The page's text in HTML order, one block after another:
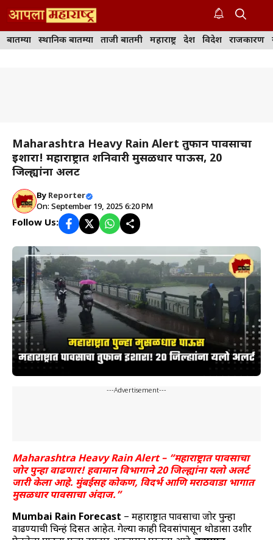
content
बातम्या स्थानिक बातम्या ताजी बातमी महाराष्ट्र देश विदेश राजकारण
Maharashtra Heavy Rain Alert तुफान पावसाचा
इशारा! महाराष्ट्रात शनिवारी मुसळधार पाऊस, 20
जिल्ह्यांना अलर्ट
By Reporter
On: September 19, 2025 6:20 PM
Follow Us:
---Advertisement---
Maharashtra Heavy Rain Alert – “महाराष्ट्रात पावसाचा
जोर पुन्हा वाढणार! हवामान विभागाने 20 जिल्ह्यांना यलो अलर्ट
जारी केला आहे. मुंबईसह कोकण, विदर्भ आणि मराठवाडा भागात
मुसळधार पावसाचा अंदाज.”
Mumbai Rain Forecast – महाराष्ट्रात पावसाचा जोर पुन्हा
वाढण्याची चिन्हं दिसत आहेत. गेल्या काही दिवसांपासून थोडासा उशीर